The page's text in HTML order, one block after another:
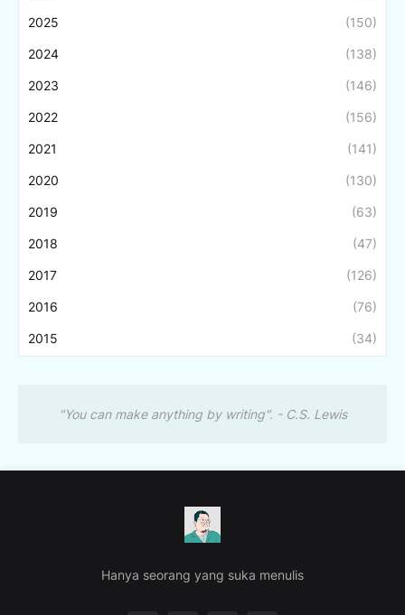
2025 (150)
2024 (138)
2023 (146)
2022 (156)
2021 (141)
2020 (130)
2019 (63)
2018 (47)
2017 (126)
2016 (76)
2015 (34)
"You can make anything by writing". - C.S. Lewis
Hanya seorang yang suka menulis